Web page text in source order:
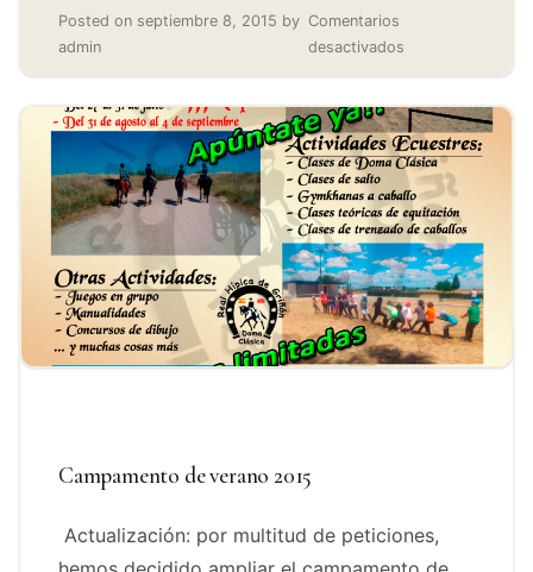
Posted on septiembre 8, 2015 by
admin
Comentarios
desactivados
Campamento de verano 2015
Actualización: por multitud de peticiones,